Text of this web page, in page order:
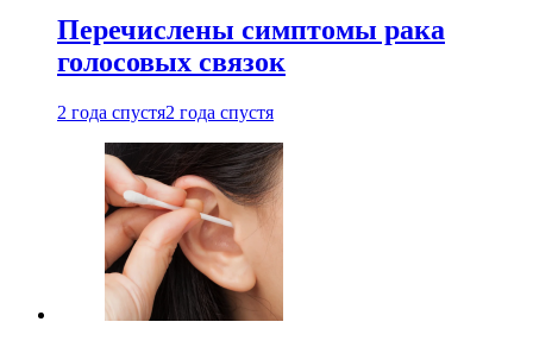
Перечислены симптомы рака
голосовых связок
2 года спустя2 года спустя